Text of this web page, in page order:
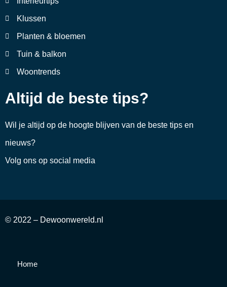
Klussen
Planten & bloemen
Tuin & balkon
Woontrends
Altijd de beste tips?
Wil je altijd op de hoogte blijven van de beste tips en
nieuws?
Volg ons op social media
© 2022 – Dewoonwereld.nl
Home